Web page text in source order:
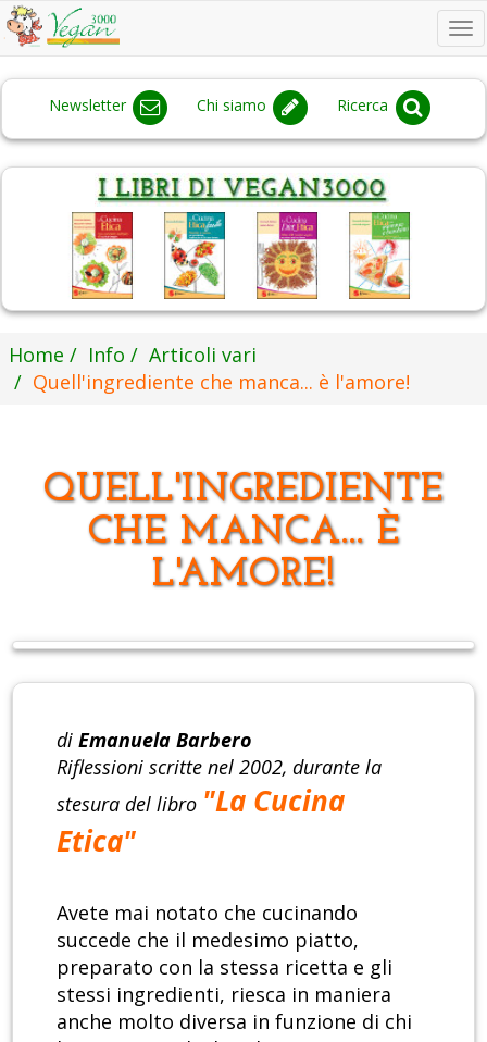
Newsletter Chi siamo Ricerca
Home Info
Articoli vari
Quell'ingrediente che manca... è l'amore!
QUELL'INGREDIENTE
CHE MANCA... È
L'AMORE!
di Emanuela Barbero
Riflessioni scritte nel 2002, durante la
stesura del libro "La Cucina
Etica"
Avete mai notato che cucinando
succede che il medesimo piatto,
preparato con la stessa ricetta e gli
stessi ingredienti, riesca in maniera
anche molto diversa in funzione di chi